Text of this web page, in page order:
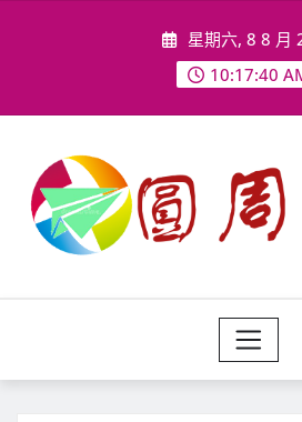
星期六, 8 8 月
10:17:42